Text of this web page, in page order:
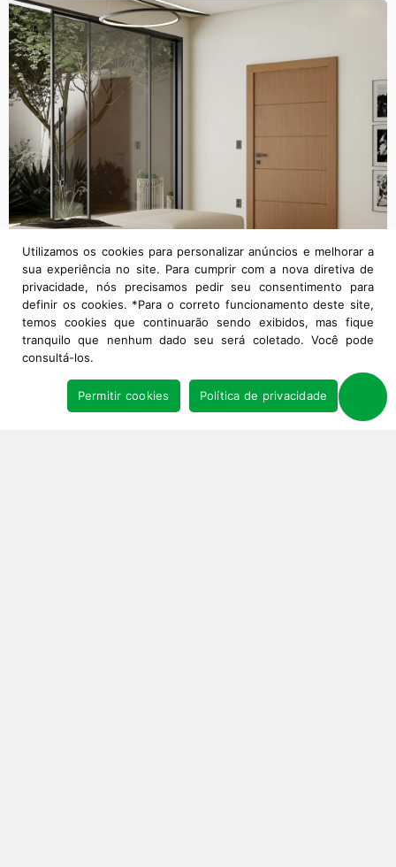
Utilizamos os cookies para personalizar anúncios e melhorar a
sua experiência no site. Para cumprir com a nova diretiva de
privacidade, nós precisamos pedir seu consentimento para
definir os cookies. *Para o correto funcionamento deste site,
temos cookies que continuarão sendo exibidos, mas fique
tranquilo que nenhum dado seu será coletado. Você pode
consultá-los.
Permitir cookies Política de privacidade